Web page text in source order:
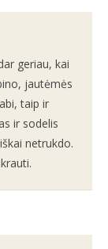
geriau, kai
jautėmės
taip ir
ir sodelis
netrukdo.